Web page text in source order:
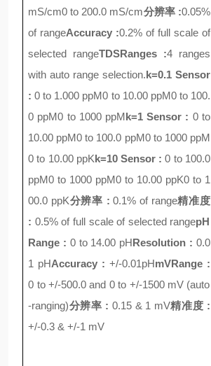
mS/cm0 to 200.0 mS/cm分辨率:0.05%
of rangeAccuracy :0.2% of full scale of
selected rangeTDSRanges :4 ranges
with auto range selection.k=0.1 Sensor
: 0 to 1.000 ppM0 to 10.00 ppM0 to 100.
0 ppM0 to 1000 ppMk=1 Sensor : 0 to
10.00 ppM0 to 100.0 ppM0 to 1000 ppM
0 to 10.00 ppKk=10 Sensor :0 to 100.0
ppM0 to 1000 ppM0 to 10.00 ppK0 to 1
00.0 ppK分辨率 : 0.1% of range精准度
: 0.5% of full scale of selected rangepH
Range : 0 to 14.00 pHResolution : 0.0
1 pHAccuracy : +/-0.01pHmVRange :
0 to +/-500.0 and 0 to +/-1500 mV (auto
-ranging)分辨率 : 0.15 & 1 mV精准度 :
+/-0.3 & +/-1 mV